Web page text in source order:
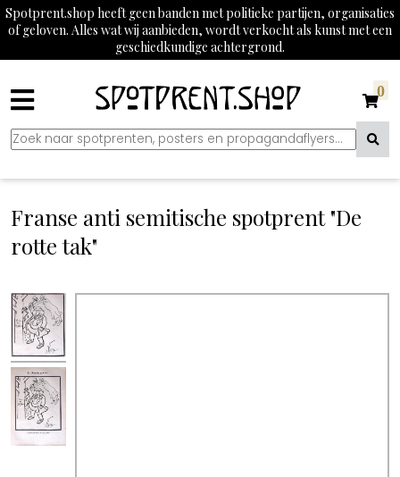
Spotprent.shop heeft geen banden met politieke partijen, organisaties
of geloven. Alles wat wij aanbieden, wordt verkocht als kunst met een
geschiedkundige achtergrond.
0
Franse anti semitische spotprent "De
rotte tak"